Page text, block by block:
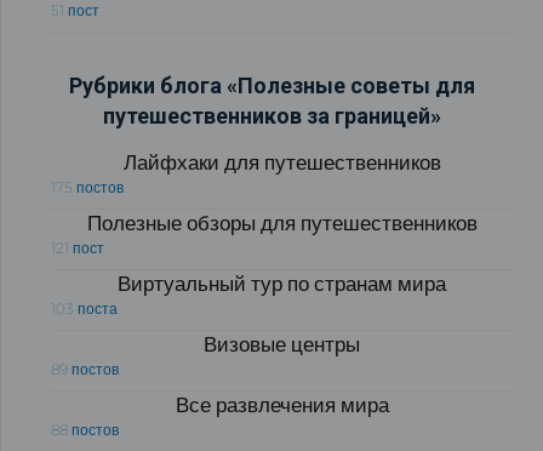
51 пост
Рубрики блога «Полезные советы для
путешественников за границей»
Лайфхаки для путешественников
175 постов
Полезные обзоры для путешественников
121 пост
Виртуальный тур по странам мира
103 поста
Визовые центры
89 постов
Все развлечения мира
88 постов